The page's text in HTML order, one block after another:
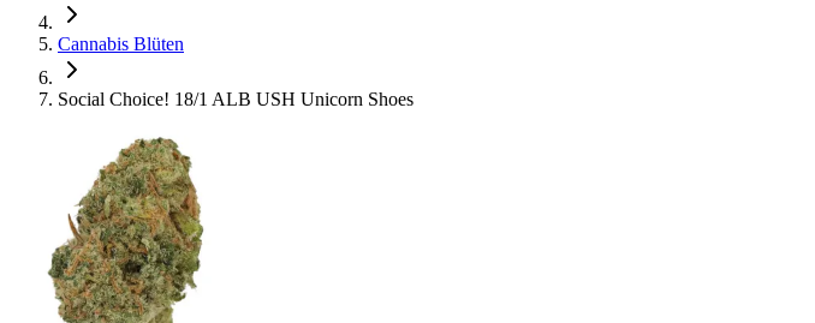
Cannabis Blüten
Social Choice! 18/1 ALB USH Unicorn Shoes